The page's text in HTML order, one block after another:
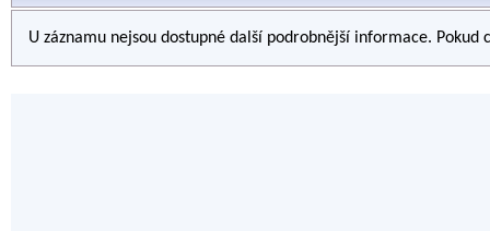
U záznamu nejsou dostupné další podrobnější informace.